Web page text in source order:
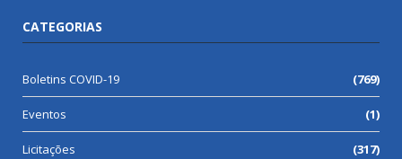
CATEGORIAS
Boletins COVID-19 (769)
Eventos (1)
Licitações (317)